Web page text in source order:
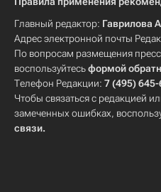
Главный редактор: Гаврилова
Адрес электронной почты
По вопросам размещения
воспользуйтесьформой
Телефон Редакции: 7 (495) 645-
Чтобы связаться с редакцией
замеченных ошибках,
связи.